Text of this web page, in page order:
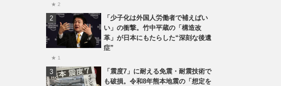
★ 2
「少子化は外国人労働者で補えばい
い」の衝撃。竹中平蔵の「構造改
革」が日本にもたらした“深刻な後遺
症”
★ 1
「震度7」に耐える免震・耐震技術で
も破損。令和8年熊本地震の「想定を